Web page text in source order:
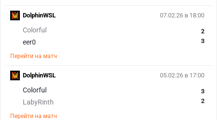
07.02.26 в 18:00
Colorful
eer0
2
3
Перейти на матч
DolphinWSL
05.02.26 в 17:00
Colorful
LabyRinth
3
2
Перейти на матч
DolphinWSL